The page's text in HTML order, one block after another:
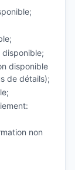
disponible;
disponible
de détails);
non